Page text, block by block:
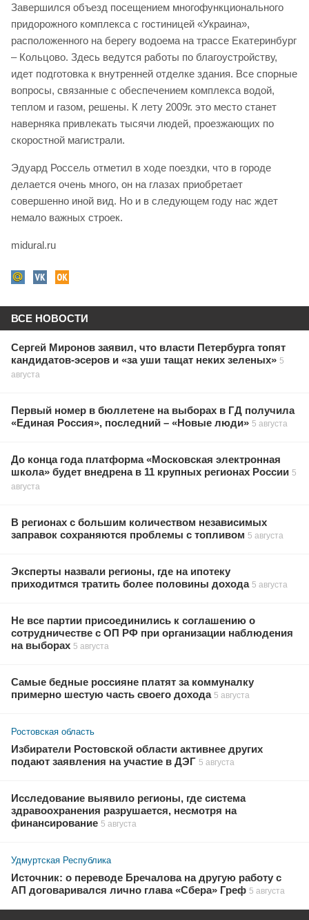
Завершился объезд посещением многофункционального
придорожного комплекса с гостиницей «Украина»,
расположенного на берегу водоема на трассе Екатеринбург
– Кольцово. Здесь ведутся работы по благоустройству,
идет подготовка к внутренней отделке здания. Все спорные
вопросы, связанные с обеспечением комплекса водой,
теплом и газом, решены. К лету 2009г. это место станет
наверняка привлекать тысячи людей, проезжающих по
скоростной магистрали.
Эдуард Россель отметил в ходе поездки, что в городе
делается очень много, он на глазах приобретает
совершенно иной вид. Но и в следующем году нас ждет
немало важных строек.
midural.ru
ВСЕ НОВОСТИ
Сергей Миронов заявил, что власти Петербурга топят
кандидатов-эсеров и «за уши тащат неких зеленых» 5
августа
Первый номер в бюллетене на выборах в ГД получила
«Единая Россия», последний – «Новые люди» 5 августа
До конца года платформа «Московская электронная
школа» будет внедрена в 11 крупных регионах России 5
августа
В регионах с большим количеством независимых
заправок сохраняются проблемы с топливом 5 августа
Эксперты назвали регионы, где на ипотеку
приходитмся тратить более половины дохода 5 августа
Не все партии присоединились к соглашению о
сотрудничестве с ОП РФ при организации наблюдения
на выборах 5 августа
Самые бедные россияне платят за коммуналку
примерно шестую часть своего дохода 5 августа
Ростовская область
Избиратели Ростовской области активнее других
подают заявления на участие в ДЭГ 5 августа
Исследование выявило регионы, где система
здравоохранения разрушается, несмотря на
финансирование 5 августа
Удмуртская Республика
Источник: о переводе Бречалова на другую работу с
АП договаривался лично глава «Сбера» Греф 5 августа